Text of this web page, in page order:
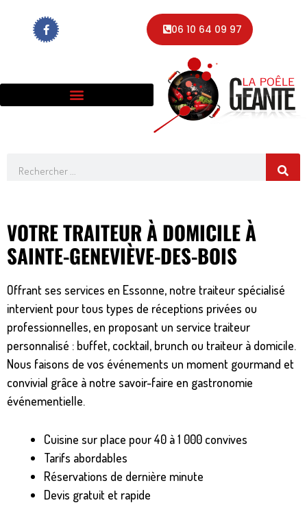
06 10 64 09 97
F
a
c
o
-
VOTRE TRAITEUR À DOMICILE À
SAINTE-GENEVIÈVE-DES-BOIS
Offrant ses services en Essonne, notre traiteur spécialisé
intervient pour tous types de réceptions privées ou
professionnelles, en proposant un service traiteur
personnalisé : buffet, cocktail, brunch ou traiteur à domicile.
Nous faisons de vos événements un moment gourmand et
convivial grâce à notre savoir-faire en gastronomie
événementielle.
Cuisine sur place pour 40 à 1 000 convives
Tarifs abordables
Réservations de dernière minute
Devis gratuit et rapide